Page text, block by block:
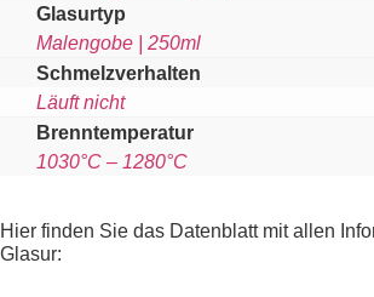
Glasurtyp
Malengobe | 250ml
Schmelzverhalten
Läuft nicht
Brenntemperatur
1030°C – 1280°C
Hier finden Sie das Datenblatt mit allen
Glasur: